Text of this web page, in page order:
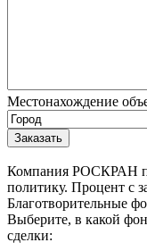
Местонахождение
Компания РОСКРАН
политику. Процент с
Благотворительные
Выберите, в какой
сделки: